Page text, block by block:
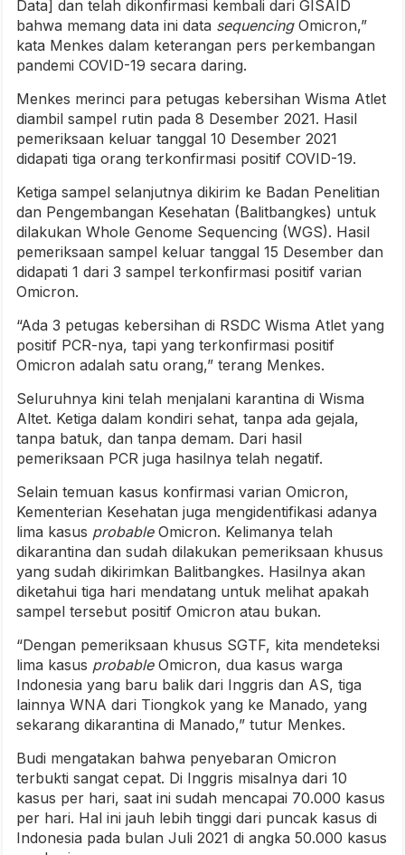
Data] dan telah dikonfirmasi kembali dari GISAID
bahwa memang data ini data sequencingOmicron,”
kata Menkes dalam keterangan pers perkembangan
pandemi COVID-19 secara daring.
Menkes merinci para petugas kebersihan Wisma Atlet
diambil sampel rutin pada 8 Desember 2021. Hasil
pemeriksaan keluar tanggal 10 Desember 2021
didapati tiga orang terkonfirmasi positif COVID-19.
Ketiga sampel selanjutnya dikirim ke Badan Penelitian
dan Pengembangan Kesehatan (Balitbangkes) untuk
dilakukan Whole Genome Sequencing (WGS). Hasil
pemeriksaan sampel keluar tanggal 15 Desember dan
didapati 1 dari 3 sampel terkonfirmasi positif varian
Omicron.
“Ada 3 petugas kebersihan di RSDC Wisma Atlet yang
positif PCR-nya, tapi yang terkonfirmasi positif
Omicron adalah satu orang,” terang Menkes.
Seluruhnya kini telah menjalani karantina di Wisma
Altet. Ketiga dalam kondiri sehat, tanpa ada gejala,
tanpa batuk, dan tanpa demam. Dari hasil
pemeriksaan PCR juga hasilnya telah negatif.
Selain temuan kasus konfirmasi varian Omicron,
Kementerian Kesehatan juga mengidentifikasi adanya
lima kasus probableOmicron. Kelimanya telah
dikarantina dan sudah dilakukan pemeriksaan khusus
yang sudah dikirimkan Balitbangkes. Hasilnya akan
diketahui tiga hari mendatang untuk melihat apakah
sampel tersebut positif Omicron atau bukan.
“Dengan pemeriksaan khusus SGTF, kita mendeteksi
lima kasus probableOmicron, dua kasus warga
Indonesia yang baru balik dari Inggris dan AS, tiga
lainnya WNA dari Tiongkok yang ke Manado, yang
sekarang dikarantina di Manado,” tutur Menkes.
Budi mengatakan bahwa penyebaran Omicron
terbukti sangat cepat. Di Inggris misalnya dari 10
kasus per hari, saat ini sudah mencapai 70.000 kasus
per hari. Hal ini jauh lebih tinggi dari puncak kasus di
Indonesia pada bulan Juli 2021 di angka 50.000 kasus